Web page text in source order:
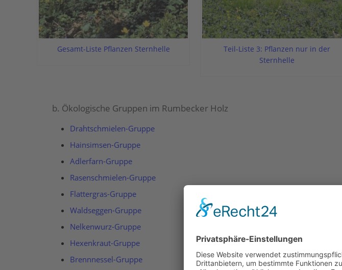
Gesamt-Liste Pflanzen Sternhelle
Teil-Liste 3: Pflanzen nur in der
Sternhelle
b. Ökologische Gruppen im Rumbecker Holz
Drahtschmielen-Gruppe
Hainsimsen-Gruppe
Adlerfarn-Gruppe
Rasenschmielen-Gruppe
Flattergras-Gruppe
Waldseggen-Gruppe
Nelkenwurz-Gruppe
Hexenkraut-Gruppe
Brennnessel-Gruppe